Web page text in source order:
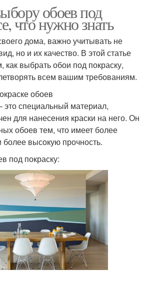
обоев под
что нужно знать
дома, важно учитывать не
но и их качество. В этой статье
выбрать обои под покраску,
всем вашим требованиям.
обоев
это специальный материал,
для нанесения краски на него. Он
обоев тем, что имеет более
более высокую прочность.
под покраску: